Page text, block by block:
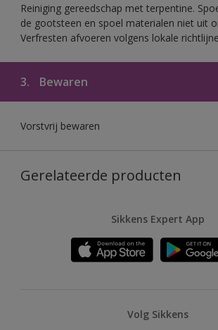
Reiniging gereedschap met terpentine.
de gootsteen en spoel materialen niet uit
Verfresten afvoeren volgens lokale
3. Bewaren
Vorstvrij bewaren
Gerelateerde producten
Sikkens Expert App
Volg Sikkens